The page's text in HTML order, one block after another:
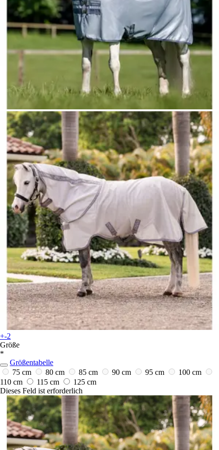
+-2
Größe
*
Größentabelle
75 cm
80 cm 85 cm 90 cm 95 cm
100 cm
110 cm
115 cm
125 cm
Dieses Feld ist erforderlich